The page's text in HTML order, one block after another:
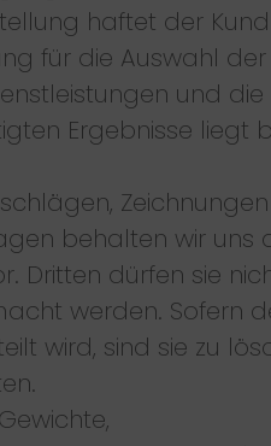
haftet der
für die Auswahl der
und
Ergebnisse liegt
behalten wir uns
Dritten dürfen sie
werden. Sofern
wird, sind sie zu